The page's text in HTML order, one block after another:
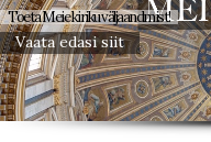
Toeta Meie kiriku väljaandmist!
Vaata edasi siit